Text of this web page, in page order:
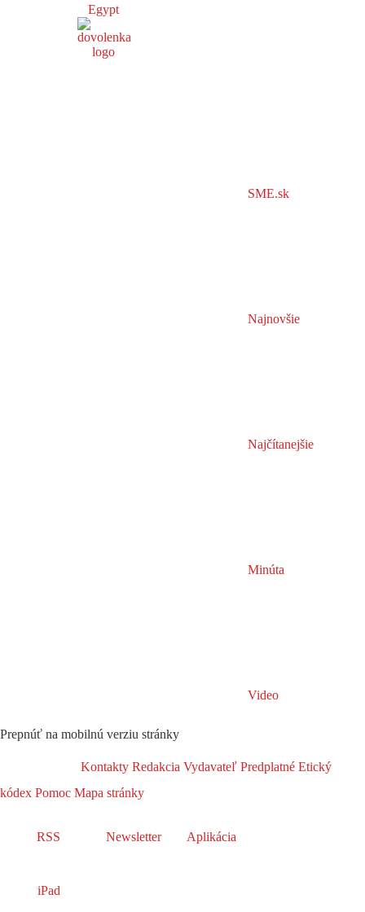
Egypt
SME.sk
Najnovšie
Najčítanejšie
Minúta
Video
Prepnúť na mobilnú verziu stránky
Kontakty Redakcia Vydavateľ Predplatné Etický
kódex Pomoc Mapa stránky
RSS Newsletter Aplikácia
iPad